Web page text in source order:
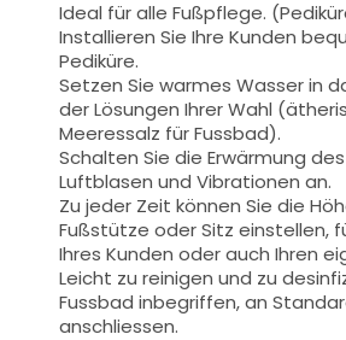
Ideal für alle Fußpflege. (
Installieren Sie Ihre Kunden
Pediküre.
Setzen Sie warmes Wasser in
der Lösungen Ihrer Wahl
Meeressalz für Fussbad).
Schalten Sie die Erwärmung
Luftblasenund Vibrationen an.
Zu jeder Zeit können Sie die
Fußstütze oder Sitz einstellen,
Ihres Kunden oder auch Ihren
Leicht zu reinigen und zu
Fussbad inbegriffen, an
anschliessen.